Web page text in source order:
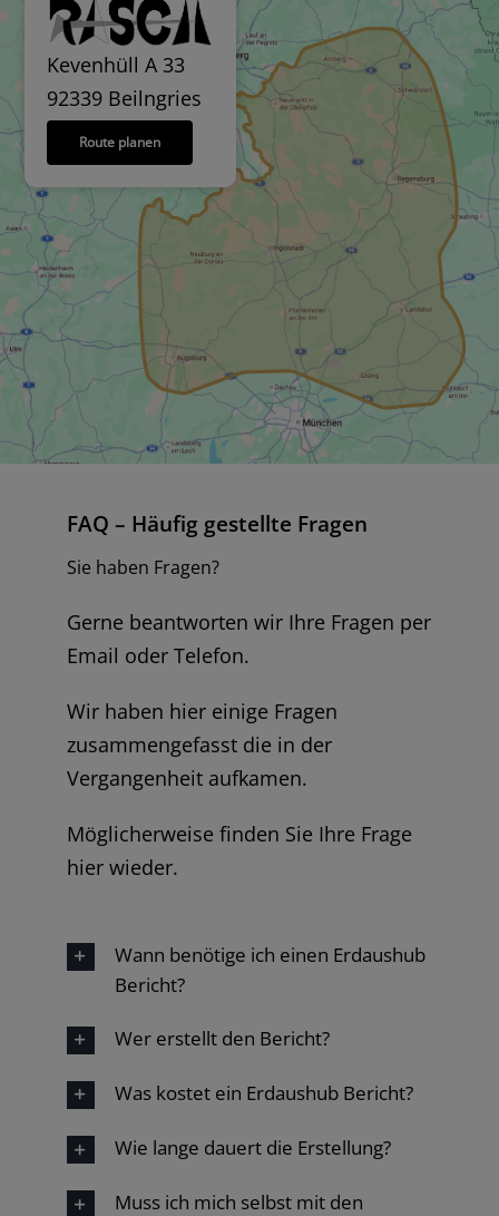
Kevenhüll A 33
92339 Beilngries
Route planen
FAQ – Häufig gestellte Fragen
Sie haben Fragen?
Gerne beantworten wir Ihre Fragen per
Email oder Telefon.
Wir haben hier einige Fragen
zusammengefasst die in der
Vergangenheit aufkamen.
Möglicherweise finden Sie Ihre Frage
hier wieder.
Wann benötige ich einen Erdaushub
Bericht?
Wer erstellt den Bericht?
Was kostet ein Erdaushub Bericht?
Wie lange dauert die Erstellung?
Muss ich mich selbst mit den